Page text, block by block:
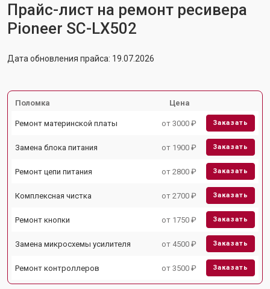
Прайс-лист на ремонт ресивера
Pioneer SC-LX502
Дата обновления прайса: 19.07.2026
Поломка Цена
Ремонт материнской платы от 3000 ₽ Заказать
Замена блока питания от 1900 ₽ Заказать
Ремонт цепи питания от 2800 ₽ Заказать
Комплексная чистка от 2700 ₽ Заказать
Ремонт кнопки от 1750 ₽ Заказать
Замена микросхемы усилителя от 4500 ₽ Заказать
Ремонт контроллеров от 3500 ₽ Заказать